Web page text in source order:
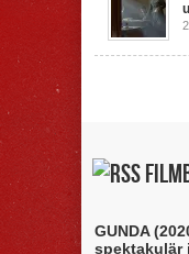
GUNDA
spektakulär